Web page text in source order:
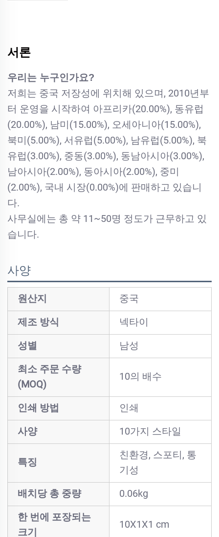
서론
우리는 누구인가요?
저희는 중국 저장성에 위치해 있으며, 2010년부
터 운영을 시작하여 아프리카(20.00%), 동유럽
(20.00%), 남미(15.00%), 오세아니아(15.00%),
북미(5.00%), 서유럽(5.00%), 남유럽(5.00%), 북
유럽(3.00%), 중동(3.00%), 동남아시아(3.00%),
남아시아(2.00%), 동아시아(2.00%), 중미
(2.00%), 국내 시장(0.00%)에 판매하고 있습니
다.
사무실에는 총 약 11~50명 정도가 근무하고 있
습니다.
사양
원산지
중국
제조 방식
넥타이
성별
남성
최소 주문 수량
(MOQ)
10의 배수
인쇄 방법
인쇄
사양
10가지 스타일
특징
친환경, 스포티, 통
기성
배치당 총 중량
0.06kg
한 번에 포장되는
크기
10X1X1 cm